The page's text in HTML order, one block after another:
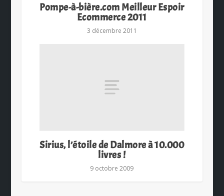
Pompe-à-bière.com Meilleur Espoir
Ecommerce 2011
3 décembre 2011
Sirius, l’étoile de Dalmore à 10.000
livres !
9 octobre 2009